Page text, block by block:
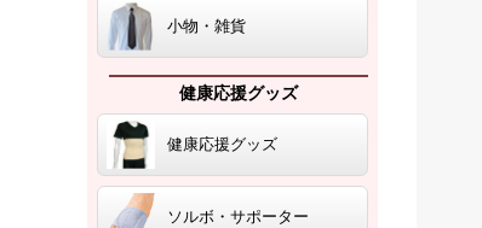
小物・雑貨
健康応援グッズ
健康応援グッズ
ソルボ・サポーター